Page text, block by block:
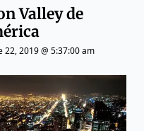
Valley de
22, 2019 @ 5:37:00 am